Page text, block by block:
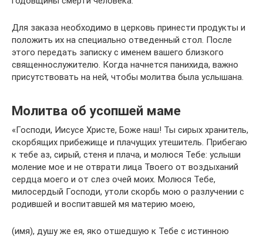
Для заказа необходимо в церковь принести продукты и
положить их на специально отведенный стол. После
этого передать записку с именем вашего близкого
священнослужителю. Когда начнется панихида, важно
присутствовать на ней, чтобы молитва была услышана.
Молитва об усопшей маме
«Господи, Иисусе Христе, Боже наш! Ты сирых хранитель,
скорбящих прибежище и плачущих утешитель. Прибегаю
к тебе аз, сирый, стеня и плача, и молюся Тебе: услыши
моление мое и не отврати лица Твоего от воздыханий
сердца моего и от слез очей моих. Молюся Тебе,
милосердый Господи, утоли скорбь мою о разлучении с
родившей и воспитавшей мя материю моею,
(имя), душу же ея, яко отшедшую к Тебе с истинною